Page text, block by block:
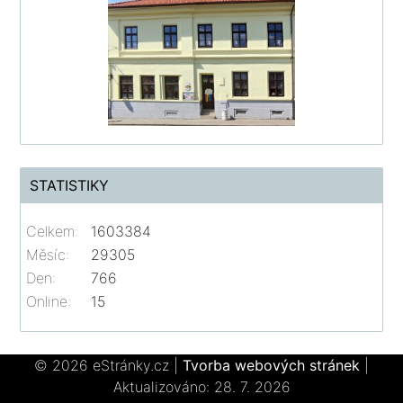
STATISTIKY
Online: 15
Celkem:
1603384
Měsíc:
29305
Den:
766
© 2026 eStránky.cz Tvorba webových stránek
Aktualizováno: 28. 7. 2026